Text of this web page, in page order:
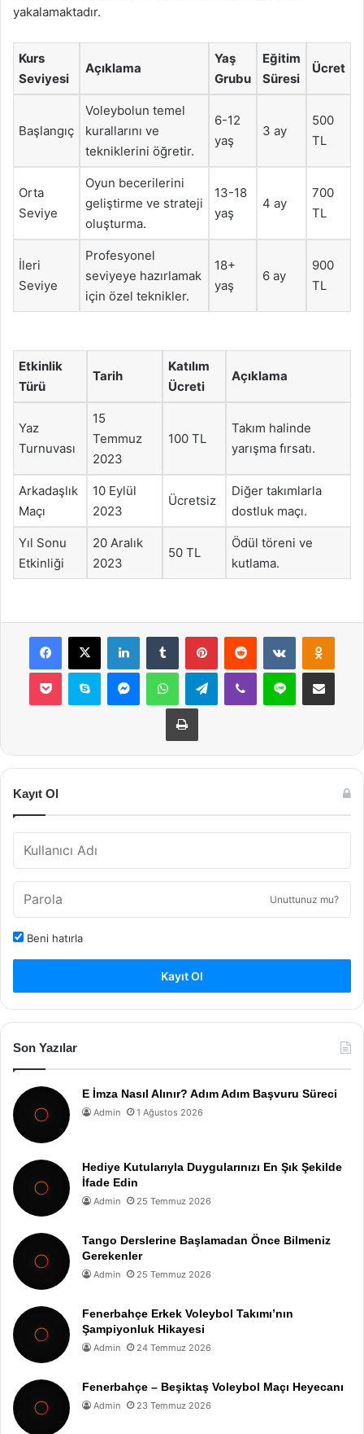
yakalamaktadır.
Kurs
Seviyesi
Açıklama
Yaş
Grubu
Eğitim
Süresi
Ücret
Başlangıç
Voleybolun temel
kurallarını ve
tekniklerini öğretir.
6-12
yaş
3 ay
500
TL
Orta
Seviye
Oyun becerilerini
geliştirme ve strateji
oluşturma.
13-18
yaş
4 ay
700
TL
İleri
Seviye
Profesyonel
seviyeye hazırlamak
için özel teknikler.
18+
yaş
6 ay
900
TL
Etkinlik
Türü
Tarih
Katılım
Ücreti
Açıklama
Yaz
Turnuvası
15
Temmuz
2023
100 TL
Takım halinde
yarışma fırsatı.
Arkadaşlık
Maçı
10 Eylül
2023
Ücretsiz
Diğer takımlarla
dostluk maçı.
Yıl Sonu
Etkinliği
20 Aralık
2023
50 TL
Ödül töreni ve
kutlama.
Facebook
X LinkedInTumblr PinterestReddit VKontakte
Pocket Skype MessengerWhatsAppTelegramViber Line E-Posta ile
Yazdır
Kayıt Ol
Unuttunuz mu?
Beni hatırla
Kayıt Ol
Son Yazılar
E İmza Nasıl Alınır? Adım Adım Başvuru Süreci
Admin 1 Ağustos 2026
Hediye Kutularıyla Duygularınızı En Şık Şekilde
İfade Edin
Admin 25 Temmuz 2026
Tango Derslerine Başlamadan Önce Bilmeniz
Gerekenler
Admin 25 Temmuz 2026
Fenerbahçe Erkek Voleybol Takımı’nın
Şampiyonluk Hikayesi
Admin 24 Temmuz 2026
Fenerbahçe – Beşiktaş Voleybol Maçı Heyecanı
Admin 23 Temmuz 2026